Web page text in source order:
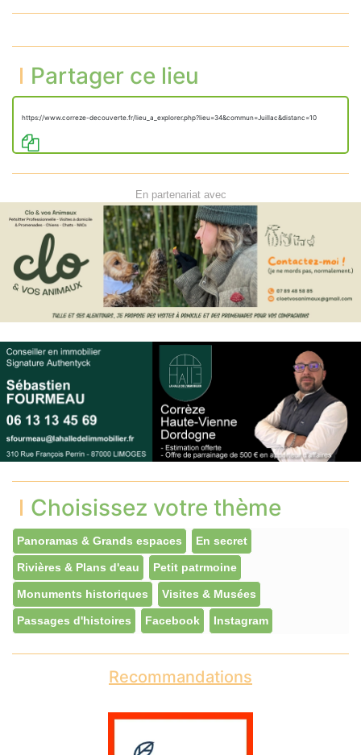
Partager ce lieu
https://www.correze-decouverte.fr/lieu_a_explorer.php?lieu=34&commun=Juillac&distanc=10
En partenariat avec
Choisissez votre thème
Panoramas & Grands espaces En secret
Rivières & Plans d'eau Petit patrmoine
Monuments historiques Visites & Musées
Passages d'histoires Facebook Instagram
Recommandations